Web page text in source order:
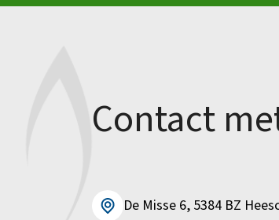
Contact
De Misse 6, 5384 BZ